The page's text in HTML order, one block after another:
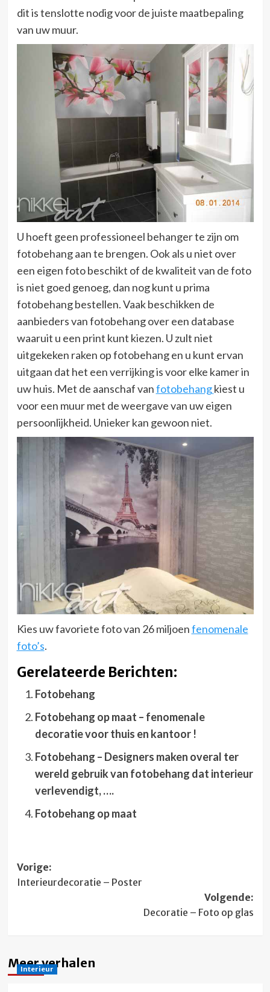
dit is tenslotte nodig voor de juiste maatbepaling
van uw muur.
U hoeft geen professioneel behanger te zijn om
fotobehang aan te brengen. Ook als u niet over
een eigen foto beschikt of de kwaliteit van de foto
is niet goed genoeg, dan nog kunt u prima
fotobehang bestellen. Vaak beschikken de
aanbieders van fotobehang over een database
waaruit u een print kunt kiezen. U zult niet
uitgekeken raken op fotobehang en u kunt ervan
uitgaan dat het een verrijking is voor elke kamer in
uw huis. Met de aanschaf vanfotobehangkiest u
voor een muur met de weergave van uw eigen
persoonlijkheid. Unieker kan gewoon niet.
Kies uw favoriete foto van 26 miljoenfenomenale
foto’s.
Gerelateerde Berichten:
Fotobehang
Fotobehang op maat – fenomenale
decoratie voor thuis en kantoor !
Fotobehang – Designers maken overal ter
wereld gebruik van fotobehang dat interieur
verlevendigt, ….
Fotobehang op maat
Bericht
navigatie
Vorige:
Interieurdecoratie – Poster
Volgende:
Decoratie – Foto op glas
Meer verhalen
Interieur